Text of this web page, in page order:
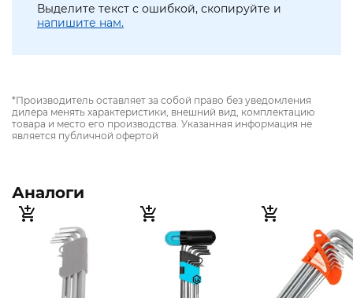
Выделите текст с ошибкой, скопируйте и
напишите нам.
*Производитель оставляет за собой право без уведомления
дилера менять характеристики, внешний вид, комплектацию
товара и место его производства. Указанная информация не
является публичной офертой
Аналоги